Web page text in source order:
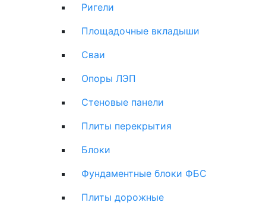
Ригели
Площадочные вкладыши
Сваи
Опоры ЛЭП
Стеновые панели
Плиты перекрытия
Блоки
Фундаментные блоки ФБС
Плиты дорожные